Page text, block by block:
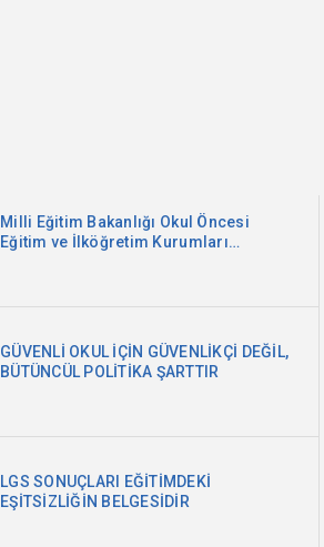
Milli Eğitim Bakanlığı Okul Öncesi
Eğitim ve İlköğretim Kurumları
GÜVENLİ OKUL İÇİN GÜVENLİKÇİ DEĞİL,
BÜTÜNCÜL POLİTİKA ŞARTTIR
LGS SONUÇLARI EĞİTİMDEKİ
EŞİTSİZLİĞİN BELGESİDİR